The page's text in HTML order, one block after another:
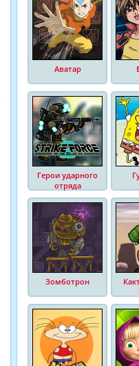
Аватар
Герои ударного
отряда
Зомботрон